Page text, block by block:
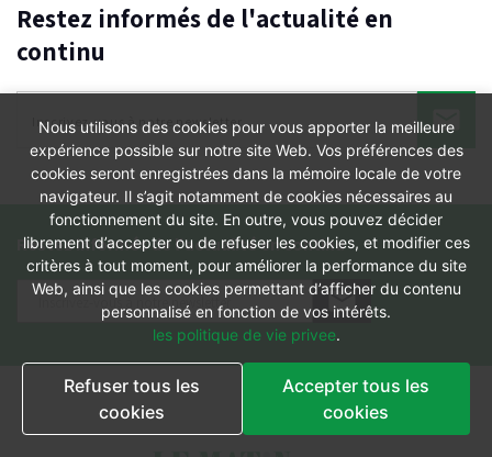
Restez informés de l'actualité en
continu
Restez informés de l'actualité en continu
Nous utilisons des cookies pour vous apporter la meilleure
expérience possible sur notre site Web. Vos préférences des
cookies seront enregistrées dans la mémoire locale de votre
navigateur. Il s’agit notamment de cookies nécessaires au
fonctionnement du site. En outre, vous pouvez décider
librement d’accepter ou de refuser les cookies, et modifier ces
critères à tout moment, pour améliorer la performance du site
Web, ainsi que les cookies permettant d’afficher du contenu
personnalisé en fonction de vos intérêts.
les politique de vie privee.
Refuser tous les
cookies
Accepter tous les
cookies